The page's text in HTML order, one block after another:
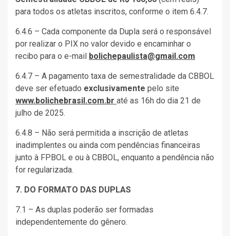
para todos os atletas inscritos, conforme o item 6.4.7.
6.4.6 – Cada componente da Dupla será o responsável
por realizar o PIX no valor devido e encaminhar o
recibo para o e-mail bolichepaulista@gmail.com
6.4.7 – A pagamento taxa de semestralidade da CBBOL
deve ser efetuado exclusivamente pelo site
www.bolichebrasil.com.br até as 16h do dia 21 de
julho de 2025.
6.4.8 – Não será permitida a inscrição de atletas
inadimplentes ou ainda com pendências financeiras
junto à FPBOL e ou à CBBOL, enquanto a pendência não
for regularizada.
7. DO FORMATO DAS DUPLAS
7.1 – As duplas poderão ser formadas
independentemente do gênero.